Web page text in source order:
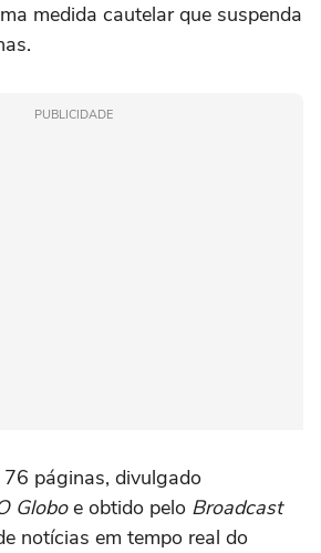
medida cautelar que suspenda
PUBLICIDADE
páginas, divulgado
Globoe obtido pelo Broadcast
notícias em tempo real do